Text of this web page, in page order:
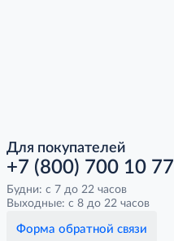
Для покупателей
+7 (800) 700 10 77
Будни: с 7 до 22 часов
Выходные: с 8 до 22 часов
Форма обратной связи